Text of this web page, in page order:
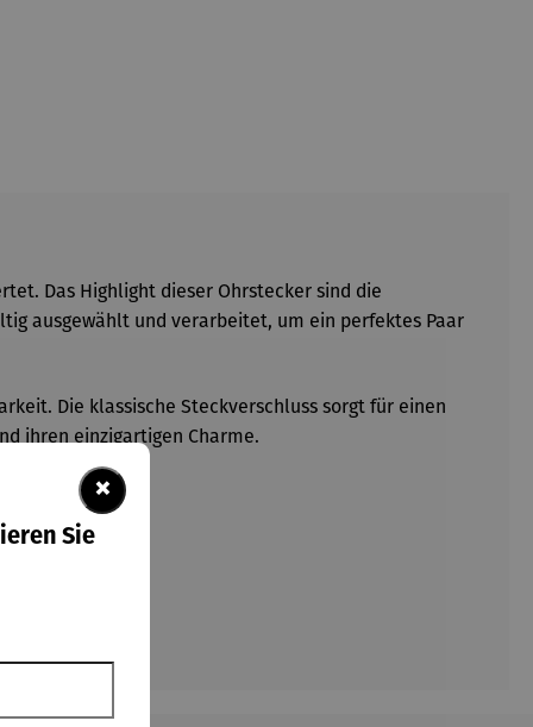
Das Highlight dieser Ohrstecker sind die
ausgewählt und verarbeitet, um ein perfektes Paar
Die klassische Steckverschluss sorgt für einen
ihren einzigartigen Charme.
×
Sie